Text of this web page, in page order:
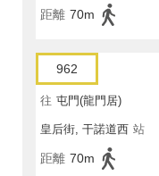
距離 70m
962
往 屯門(龍門居)
皇后街, 干諾道西 站
距離 70m